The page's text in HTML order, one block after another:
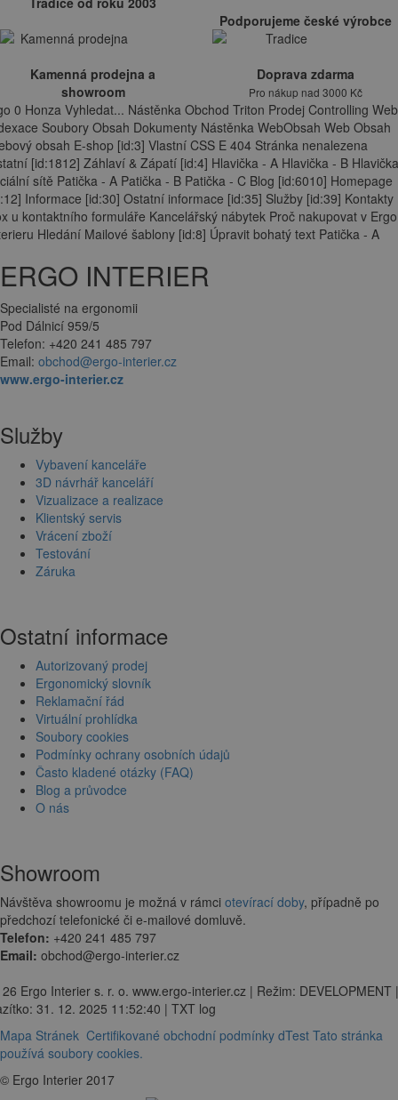
Podporujeme české výrobce
Kamenná prodejna a
showroom
Doprava zdarma
Pro nákup nad 3000 Kč
0 Honza Vyhledat... Nástěnka Obchod Triton Prodej Controlling Web
Soubory Obsah Dokumenty Nástěnka WebObsah Web Obsah
obsah E-shop [id:3] Vlastní CSS E 404 Stránka nenalezena
[id:1812] Záhlaví & Zápatí [id:4] Hlavička - A Hlavička - B
sítě Patička - A Patička - B Patička - C Blog [id:6010] Homepage
Informace [id:30] Ostatní informace [id:35] Služby [id:39] Kontakty
u kontaktního formuláře Kancelářský nábytek Proč nakupovat v Ergo
Hledání Mailové šablony [id:8] Úpravit bohatý text Patička - A
ERGO INTERIER
Specialisté na ergonomii
Pod Dálnicí 959/5
Telefon: +420 241 485 797
Email: obchod@ergo-interier.cz
www.ergo-interier.cz
Služby
Vybavení kanceláře
3D návrhář kanceláří
Vizualizace a realizace
Klientský servis
Vrácení zboží
Testování
Záruka
Ostatní informace
Autorizovaný prodej
Ergonomický slovník
Reklamační řád
Virtuální prohlídka
Soubory cookies
Podmínky ochrany osobních údajů
Často kladené otázky (FAQ)
Blog a průvodce
O nás
Showroom
Návštěva showroomu je možná v rámci otevírací doby, případně po
předchozí telefonické či e-mailové domluvě.
Telefon: +420 241 485 797
Email: obchod@ergo-interier.cz
Ergo Interier s. r. o. www.ergo-interier.cz | Režim: DEVELOPMENT |
31. 12. 2025 11:52:40 | TXT log
Mapa Stránek Certifikované obchodní podmínky dTest Tato stránka
používá soubory cookies.
© Ergo Interier 2017